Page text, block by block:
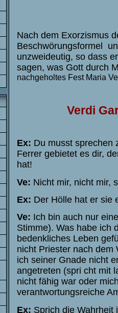
Nach dem Exorzismus
Beschwörungsformel
unzweideutig, so dass
sagen, was Gott durch
nachgeholtes Fest Maria
Verdi
Ex: Du musst sprechen
Ferrer gebietet es dir,
hat!
Ve: Nicht mir, nicht mir,
Ex: Der Hölle hat er sie
Ve: Ich bin auch nur
Stimme). Was habe ich
bedenkliches Leben
nicht Priester nach dem
ich seiner Gnade nicht
angetreten (spri cht mit
nicht fähig war oder
verantwortungsreiche
Ex: Sprich die Wahrheit